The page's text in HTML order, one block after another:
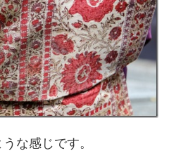
な感じです。